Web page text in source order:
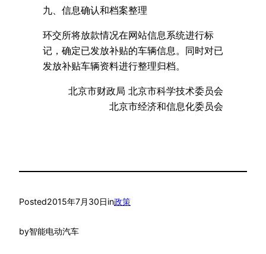
九、信息确认和档案整理
环交所将放款情况在网站信息系统进行标
记，确定已发放补贴的车辆信息。同时对已
发放补贴车辆资料进行整理归档。
北京市财政局 北京市科学技术委员会
北京市经济和信息化委员会
Posted2015年7月30日in政策
by智能电动汽车